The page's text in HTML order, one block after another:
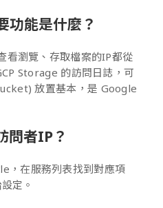
功能是什麼？
看瀏覽、存取檔案的IP都從
Storage 的訪問日誌，可
放置基本，是 Google
問者IP？
，在服務列表找到對應項
定。